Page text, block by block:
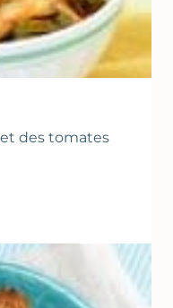
des tomates